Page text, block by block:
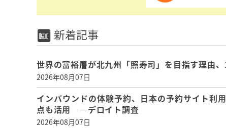
新着記事
世界の富裕層が北九州「照寿司」を目指す理由
2026年08月07日
インバウンドの体験予約、日本の予約サイト利
点も活用 ―デロイト調査
2026年08月07日